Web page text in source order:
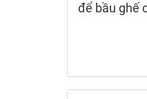
để bầu ghế